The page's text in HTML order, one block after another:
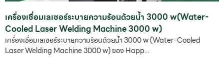
เครื่องเชื่อมเลเซอร์ระบายความร้อนด้วยน้ำ 3000 w(Water-
Cooled Laser Welding Machine 3000 w)
เครื่องเชื่อมเลเซอร์ระบายความร้อนด้วยน้ำ 3000 w (Water-Cooled
Laser Welding Machine 3000 w) ของ Happ...